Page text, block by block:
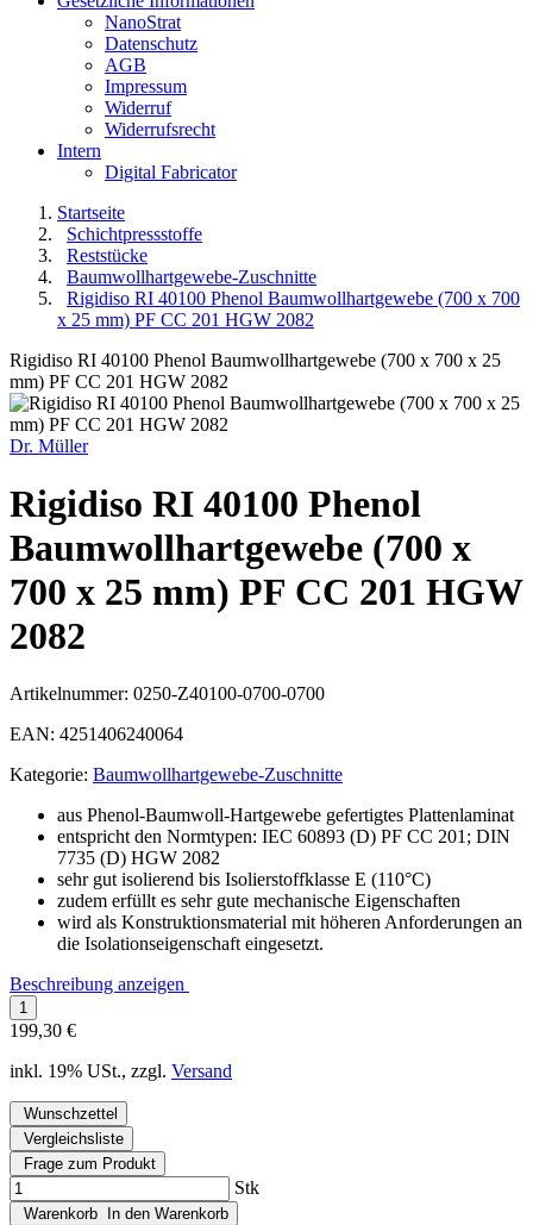
NanoStrat
Datenschutz
AGB
Impressum
Widerruf
Widerrufsrecht
Intern
Digital Fabricator
Startseite
Schichtpressstoffe
Reststücke
Baumwollhartgewebe-Zuschnitte
Rigidiso RI 40100 Phenol Baumwollhartgewebe (700 x 700
x 25 mm) PF CC 201 HGW 2082
Rigidiso RI 40100 Phenol Baumwollhartgewebe (700 x 700 x 25
mm) PF CC 201 HGW 2082
Dr. Müller
Rigidiso RI 40100 Phenol
Baumwollhartgewebe (700 x
700 x 25 mm) PF CC 201 HGW
2082
Artikelnummer: 0250-Z40100-0700-0700
EAN: 4251406240064
Kategorie: Baumwollhartgewebe-Zuschnitte
aus Phenol-Baumwoll-Hartgewebe gefertigtes Plattenlaminat
entspricht den Normtypen: IEC 60893 (D) PF CC 201; DIN
7735 (D) HGW 2082
sehr gut isolierend bis Isolierstoffklasse E (110°C)
zudem erfüllt es sehr gute mechanische Eigenschaften
wird als Konstruktionsmaterial mit höheren Anforderungen an
die Isolationseigenschaft eingesetzt.
Beschreibung anzeigen
199,30 €
inkl. 19% USt., zzgl. Versand
Wunschzettel
Vergleichsliste
Frage zum Produkt
Stk
Warenkorb In den Warenkorb